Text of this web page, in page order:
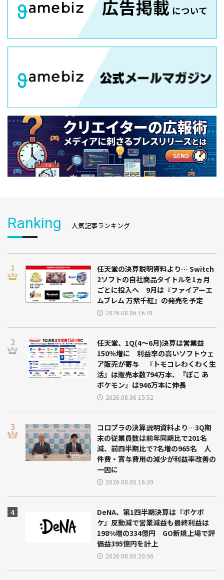
Ranking 人気記事ランキング
任天堂の決算説明資料より… Switch
2ソフトの自社商品タイトルを1ヵ月
ごとに投入へ 9月は『ファイアーエ
ムブレム 万紫千紅』の発売を予定
2026.08.06 16:41
任天堂、1Q(4～6月)決算は営業益
150％増に 利益率の高いソフトウェ
ア販売が寄与 『トモコレわくわく生
活』は販売本数794万本、『ぽこ あ
ポケモン』は946万本に伸長
2026.08.06 15:52
コロプラの決算説明資料より…3Q期
末の従業員数は前年同期比で201名
減、前四半期比で7名増の965名 人
件費・賞与費用の減少が利益率改善の
一因に
2026.08.05 16:39
DeNA、第1四半期決算は『ポケポ
ケ』反動減で営業減益も最終利益は
198%増の334億円 GO新規上場で評
価益395億円を計上
2026.08.05 20:56